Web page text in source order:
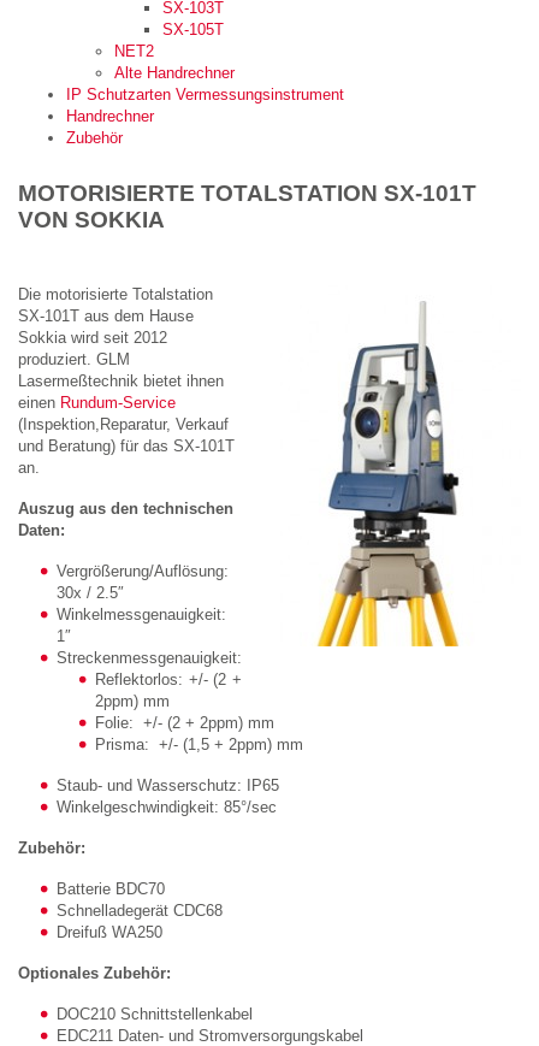
SX-103T
SX-105T
NET2
Alte Handrechner
IP Schutzarten Vermessungsinstrument
Handrechner
Zubehör
MOTORISIERTE TOTALSTATION SX-101T
VON SOKKIA
Die motorisierte Totalstation
SX-101T aus dem Hause
Sokkia wird seit 2012
produziert. GLM
Lasermeßtechnik bietet ihnen
einen Rundum-Service
(Inspektion,Reparatur, Verkauf
und Beratung) für das SX-101T
an.
Auszug aus den technischen
Daten:
Vergrößerung/Auflösung:
30x / 2.5″
Winkelmessgenauigkeit:
1″
Streckenmessgenauigkeit:
Reflektorlos: +/- (2 +
2ppm) mm
Folie: +/- (2 + 2ppm) mm
Prisma: +/- (1,5 + 2ppm) mm
Staub- und Wasserschutz: IP65
Winkelgeschwindigkeit: 85°/sec
Zubehör:
Batterie BDC70
Schnelladegerät CDC68
Dreifuß WA250
Optionales Zubehör:
DOC210 Schnittstellenkabel
EDC211 Daten- und Stromversorgungskabel